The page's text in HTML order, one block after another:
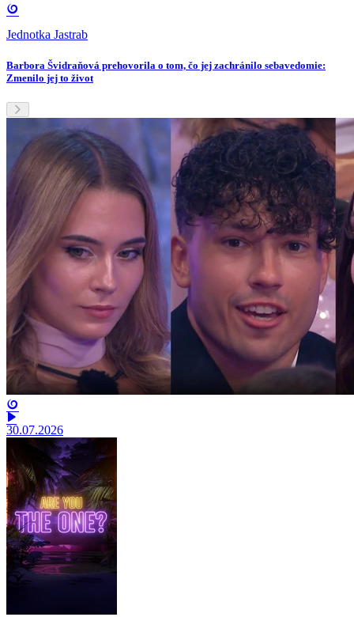
Jednotka Jastrab
Barbora Švidraňová prehovorila o tom, čo jej zachránilo sebavedomie:
Zmenilo jej to život
30.07.2026